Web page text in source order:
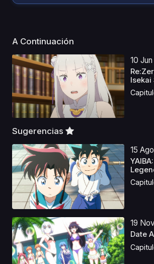
A Continuación
10
Isekai
Sugerencias
15
19
Date